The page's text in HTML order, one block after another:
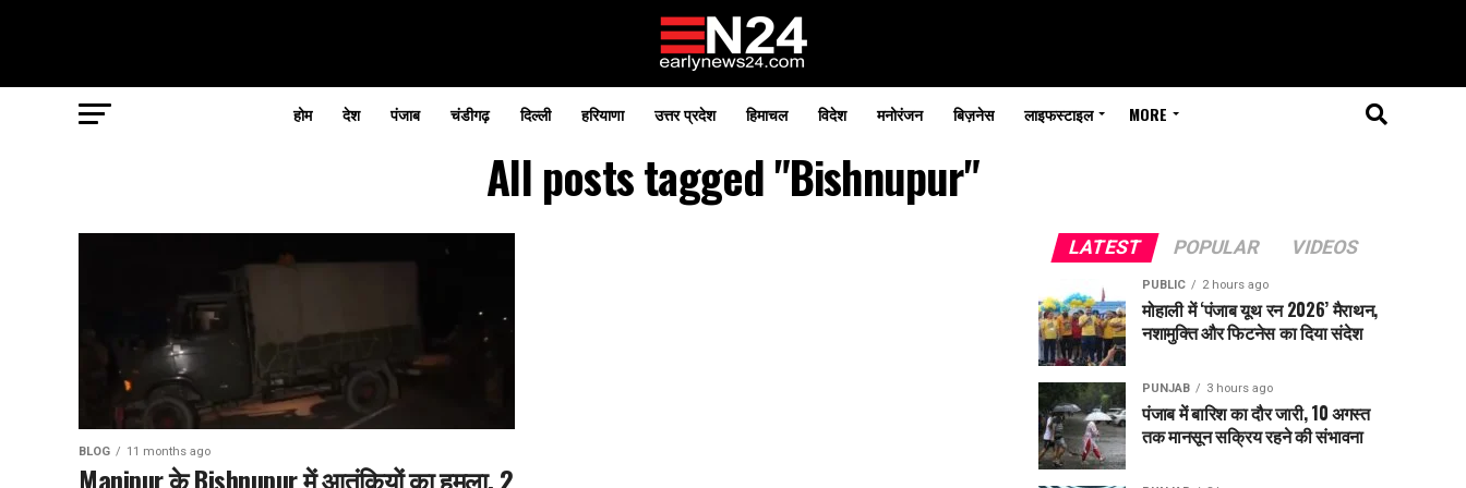
होम देश पंजाब चंडीगढ़ दिल्ली हरियाणा उत्तर प्रदेश हिमाचल विदेश मनोरंजन बिज़नेस लाइफस्टाइल MORE
All posts tagged "Bishnupur"
BLOG 11 months ago
Manipur के Bishnupur में आतंकियों का हमला, 2
LATEST POPULAR VIDEOS
PUBLIC 2 hours ago
मोहाली में ‘पंजाब यूथ रन 2026’ मैराथन,
नशामुक्ति और फिटनेस का दिया संदेश
PUNJAB 3 hours ago
पंजाब में बारिश का दौर जारी, 10 अगस्त
तक मानसून सक्रिय रहने की संभावना